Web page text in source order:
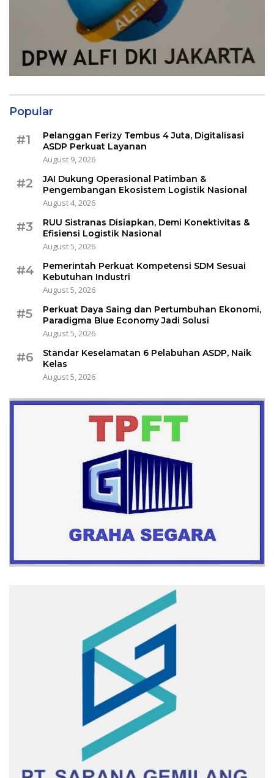
Popular
#1
Pelanggan Ferizy Tembus 4 Juta, Digitalisasi
ASDP Perkuat Layanan
August 9, 2026
#2
JAI Dukung Operasional Patimban &
Pengembangan Ekosistem Logistik Nasional
August 4, 2026
#3
RUU Sistranas Disiapkan, Demi Konektivitas &
Efisiensi Logistik Nasional
August 5, 2026
#4
Pemerintah Perkuat Kompetensi SDM Sesuai
Kebutuhan Industri
August 5, 2026
#5
Perkuat Daya Saing dan Pertumbuhan Ekonomi,
Paradigma Blue Economy Jadi Solusi
August 5, 2026
#6
Standar Keselamatan 6 Pelabuhan ASDP, Naik
Kelas
August 5, 2026